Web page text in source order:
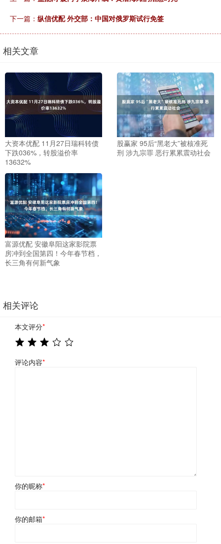
下一篇： 纵信优配 外交部：中国对俄罗斯试行免签
相关文章
大资本优配 11月27日瑞科转债
下跌036%，转股溢价率
13632%
股赢家 95后“黑老大”被核准死
刑 涉九宗罪 恶行累累震动社会
富源优配 安徽阜阳这家影院票
房冲到全国第四！今年春节档，
长三角有何新气象
相关评论
本文评分*
评论内容*
你的昵称*
你的邮箱*